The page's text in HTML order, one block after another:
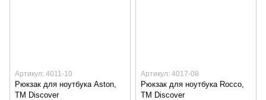
Артикул: 4011-10
Рюкзак для ноутбука Aston,
ТМ Discover
Артикул: 4017-08
Рюкзак для ноутбука Rocco,
TM Discover